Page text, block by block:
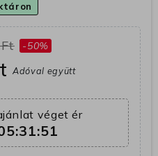
-50%
Adóval együtt
véget ér